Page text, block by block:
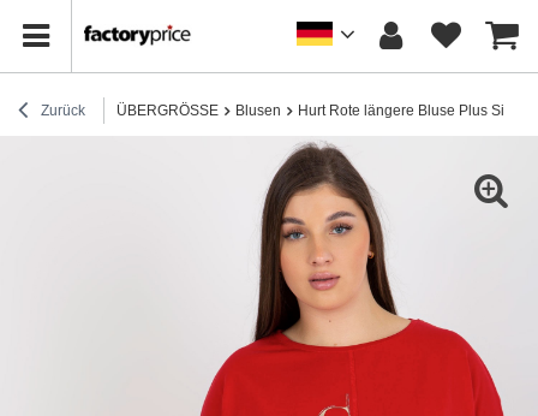
Zurück ÜBERGRÖSSE Blusen Hurt Rote längere Bluse Plus Size